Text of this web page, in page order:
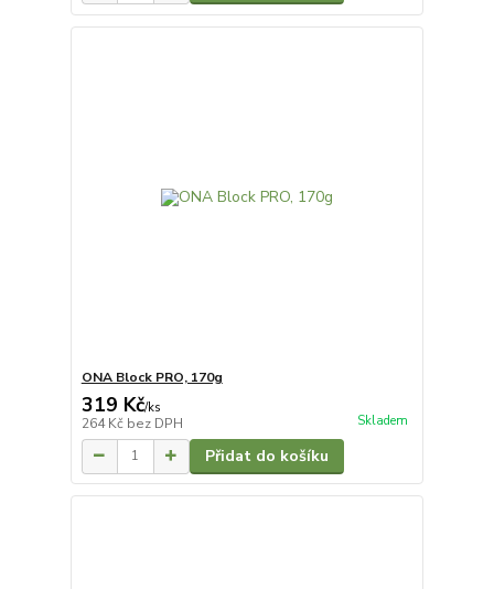
ONA Block PRO, 170g
319 Kč/ks
264 Kč bez DPH Skladem
Přidat do košíku